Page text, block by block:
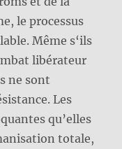
le processus
Même s‘ils
libérateur
ne sont
Les
qu’elles
totale,